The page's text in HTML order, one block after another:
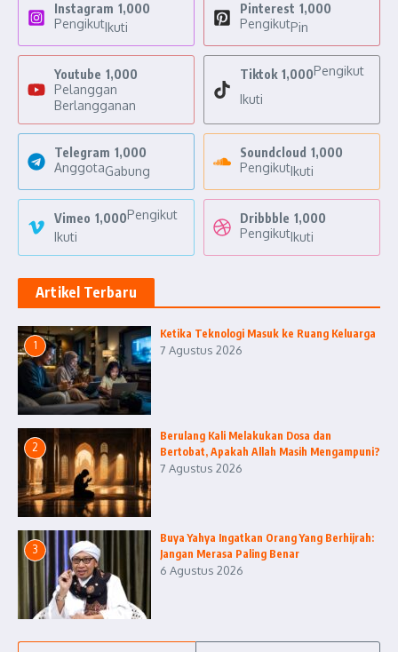
Instagram 1,000
PengikutIkuti
Pinterest 1,000
PengikutPin
Youtube 1,000
Pelanggan
Berlangganan
Tiktok 1,000Pengikut
Ikuti
Telegram 1,000
AnggotaGabung
Soundcloud 1,000
PengikutIkuti
Vimeo 1,000Pengikut
Ikuti
Dribbble 1,000
PengikutIkuti
Artikel Terbaru
1
Ketika Teknologi Masuk ke Ruang Keluarga
7 Agustus 2026
2
Berulang Kali Melakukan Dosa dan
Bertobat, Apakah Allah Masih Mengampuni?
7 Agustus 2026
3
Buya Yahya Ingatkan Orang Yang Berhijrah:
Jangan Merasa Paling Benar
6 Agustus 2026